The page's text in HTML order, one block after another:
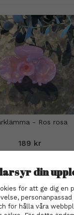
- Ros rosa
189 kr
din
för att ge dig en
personanpassad
för hålla våra